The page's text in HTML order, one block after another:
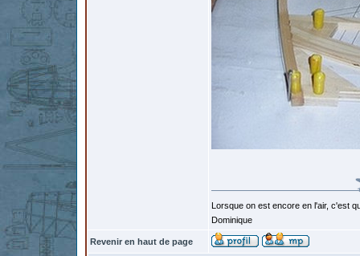
Lorsque on est encore en l'air, c'est
Dominique
Revenir en haut de page